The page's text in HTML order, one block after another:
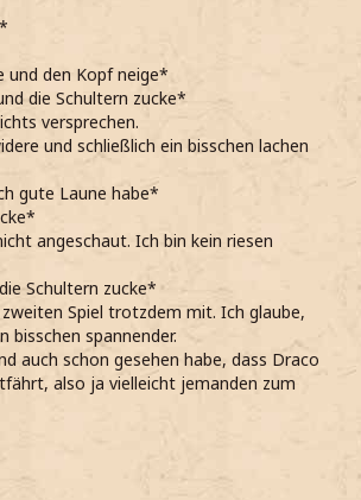
den Kopf neige*
die Schultern zucke*
versprechen.
und schließlich ein bisschen lachen
gute Laune habe*
angeschaut. Ich bin kein riesen
Schultern zucke*
Spiel trotzdem mit. Ich glaube,
bisschen spannender.
auch schon gesehen habe, dass Draco
also ja vielleicht jemanden zum